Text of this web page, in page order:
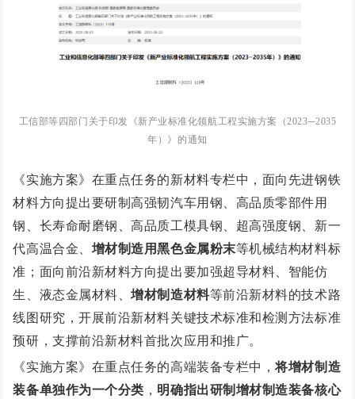
工信部等四部门关于印发《新产业标准化领航工程实施方案（2023─2035
年）》的通知
《实施方案》在重点任务的新材料专栏中，面向先进钢铁
材料方向提出要研制高强韧汽车用钢、高品质零部件用
钢、长寿命耐磨钢、高品质工模具钢、超高强度钢、新一
代高温合金、 增材制造用黑色金属粉末等机械结构材料标
准；面向前沿新材料方向提出要加强超导材料、智能仿
生、液态金属材料、增材制造材料等前沿新材料的技术路
线图研究，开展前沿新材料关键技术标准和检测方法标准
预研，支撑前沿新材料首批次应用和推广。
《实施方案》在重点任务的高端装备专栏中，将增材制造
装备单独作为一个分类 ， 明确指出研制增材制造装备核心